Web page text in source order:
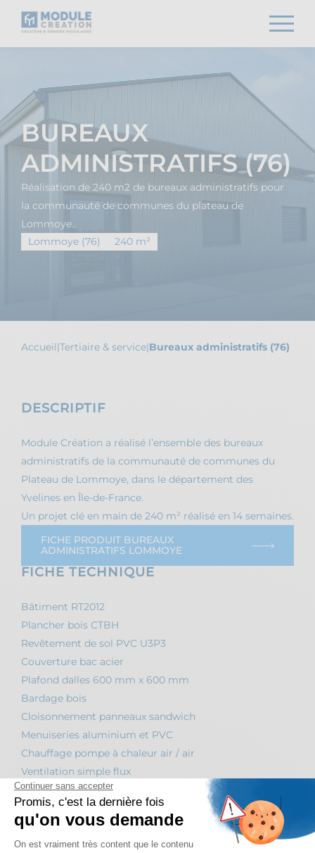
BUREAUX
ADMINISTRATIFS (76)
Réalisation de 240 m2 de bureaux administratifs pour
la communauté de communes du plateau de
Lommoye..
Lommoye (76)
240 m²
Accueil|Tertiaire & service|Bureaux administratifs (76)
DESCRIPTIF
Module Création a réalisé l’ensemble des bureaux
administratifs de la communauté de communes du
Plateau de Lommoye, dans le département des
Yvelines en Île-de-France.
Un projet clé en main de 240 m² réalisé en 14 semaines.
FICHE PRODUIT BUREAUX
ADMINISTRATIFS LOMMOYE
FICHE TECHNIQUE
Bâtiment RT2012
Plancher bois CTBH
Revêtement de sol PVC U3P3
Couverture bac acier
Plafond dalles 600 mm x 600 mm
Bardage bois
Cloisonnement panneaux sandwich
Menuiseries aluminium et PVC
Chauffage pompe à chaleur air / air
Ventilation simple flux